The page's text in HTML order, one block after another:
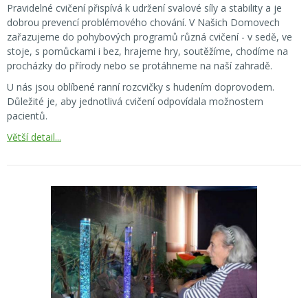
Pravidelné cvičení přispívá k udržení svalové síly a stability a je
dobrou prevencí problémového chování. V Našich Domovech
zařazujeme do pohybových programů různá cvičení - v sedě, ve
stoje, s pomůckami i bez, hrajeme hry, soutěžíme, chodíme na
procházky do přírody nebo se protáhneme na naší zahradě.
U nás jsou oblíbené ranní rozcvičky s hudením doprovodem.
Důležité je, aby jednotlivá cvičení odpovídala možnostem
pacientů.
Větší detail...